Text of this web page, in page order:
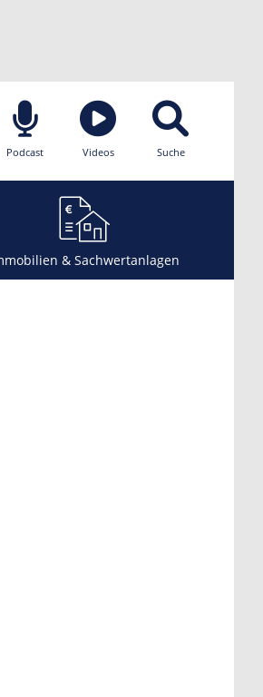
Podcast Videos Suche
& Sachwertanlagen